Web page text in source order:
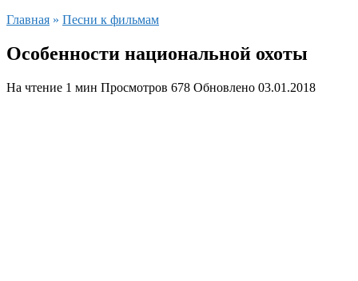
Главная » Песни к фильмам
Особенности национальной охоты
На чтение 1 мин Просмотров 678 Обновлено 03.01.2018